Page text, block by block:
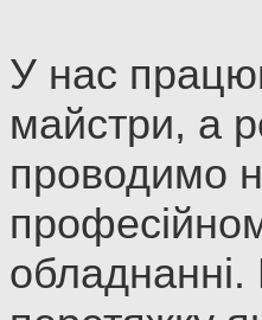
У нас
майстри, а
проводимо